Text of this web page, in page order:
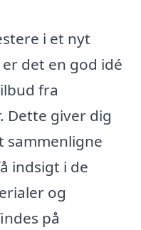
i et nyt
det en god idé
fra
Dette giver dig
sammenligne
indsigt i de
og
på